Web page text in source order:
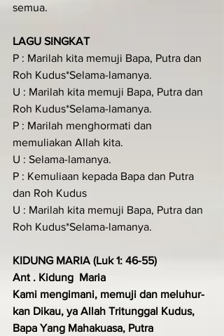
semua.
LAGU SINGKAT
P : Marilah kita memuji Bapa, Putra dan
Roh Kudus*Selama-lamanya.
U : Marilah kita memuji Bapa, Putra dan
Roh Kudus*Selama-lamanya.
P : Marilah menghormati dan
memuliakan Allah kita.
U : Selama-lamanya.
P : Kemuliaan kepada Bapa dan Putra
dan Roh Kudus
U : Marilah kita memuji Bapa, Putra dan
Roh Kudus*Selama-lamanya.
KIDUNG MARIA (Luk 1: 46-55)
Ant . Kidung  Maria
Kami mengimani, memuji dan me­luhur­
kan Dikau, ya Allah Tritunggal Kudus,
Bapa Yang Mahakuasa, Putra